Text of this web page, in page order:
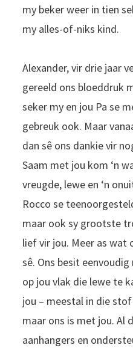
my beker weer in tien
my alles-of-niks kind.
Alexander, vir drie jaar
gereeld ons bloeddruk
seker my en jou Pa se
gebreuk ook. Maar
dan sê ons dankie vir
Saam met jou kom ‘n
vreugde, lewe en ‘n
Rocco se
maar ook sy grootste
lief vir jou. Meer as wat
sê. Ons besit
op jou vlak die lewe te
jou – meestal in die
maar ons is met jou. Al
aanhangers en